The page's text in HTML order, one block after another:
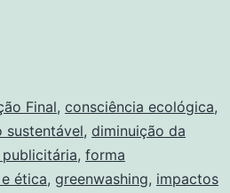
Final, consciência ecológica,
sustentável, diminuição da
, forma
ética, greenwashing, impactos